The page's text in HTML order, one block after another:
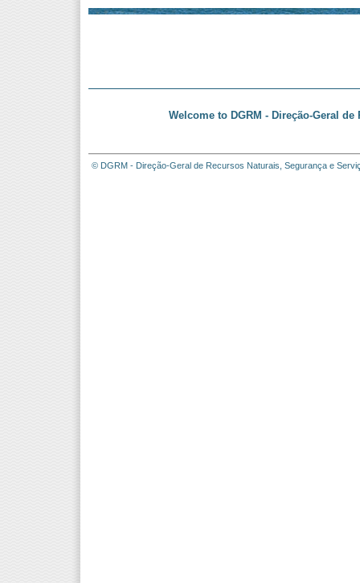
Welcome to DGRM - Direção-Geral
© DGRM - Direção-Geral de Recursos Naturais, Segurança e